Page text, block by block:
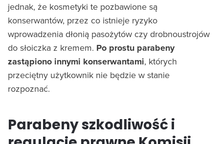
jednak, że kosmetyki te pozbawione są
konserwantów, przez co istnieje ryzyko
wprowadzenia dłonią pasożytów czy drobnoustrojów
do słoiczka z kremem. Po prostu parabeny
zastąpiono innymi konserwantami, których
przeciętny użytkownik nie będzie w stanie
rozpoznać.
Parabeny szkodliwość i